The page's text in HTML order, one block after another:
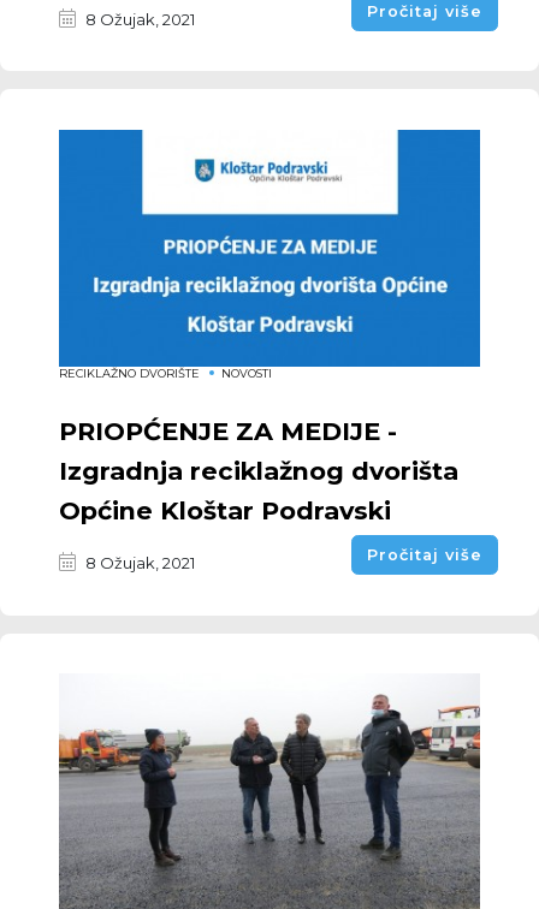
8 Ožujak, 2021 Pročitaj više
RECIKLAŽNO DVORIŠTE NOVOSTI
PRIOPĆENJE ZA MEDIJE -
Izgradnja reciklažnog dvorišta
Općine Kloštar Podravski
8 Ožujak, 2021 Pročitaj više